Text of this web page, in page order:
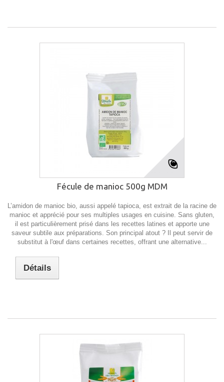
Fécule de manioc 500g MDM
L’amidon de manioc bio, aussi appelé tapioca, est extrait de la racine de
manioc et apprécié pour ses multiples usages en cuisine. Sans gluten,
il est particulièrement prisé dans les recettes latines et apporte une
saveur subtile aux préparations. Son principal atout ? Il peut servir de
substitut à l'œuf dans certaines recettes, offrant une alternative...
Détails